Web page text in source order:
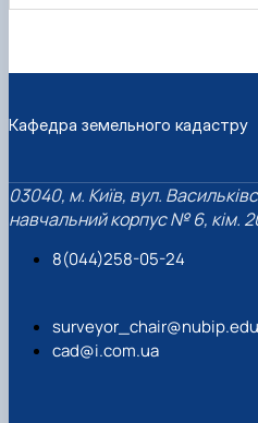
Кафедра земельного кадастру
03040, м. Київ, вул.
навчальний корпус № 6, кім.
8(044)258-05-24
cad@i.com.ua